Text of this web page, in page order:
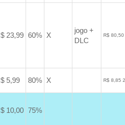
$ 23,99 60% X
jogo +
DLC
R$
$ 5,99 80% X R$ 8,85
$ 10,00 75%